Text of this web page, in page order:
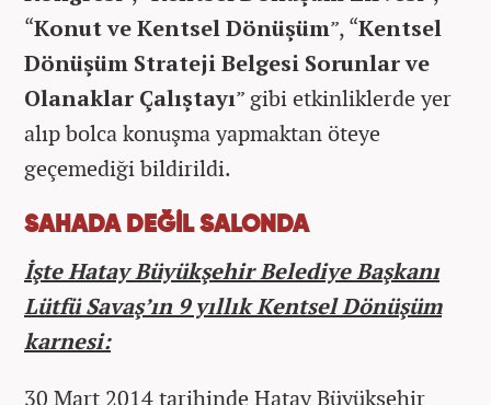
“Konut ve Kentsel Dönüşüm”, “Kentsel
Dönüşüm Strateji Belgesi Sorunlar ve
Olanaklar Çalıştayı” gibi etkinliklerde yer
alıp bolca konuşma yapmaktan öteye
geçemediği bildirildi.
SAHADA DEĞİL SALONDA
İşte Hatay Büyükşehir Belediye Başkanı
Lütfü Savaş’ın 9 yıllık Kentsel Dönüşüm
karnesi:
30 Mart 2014 tarihinde Hatay Büyükşehir